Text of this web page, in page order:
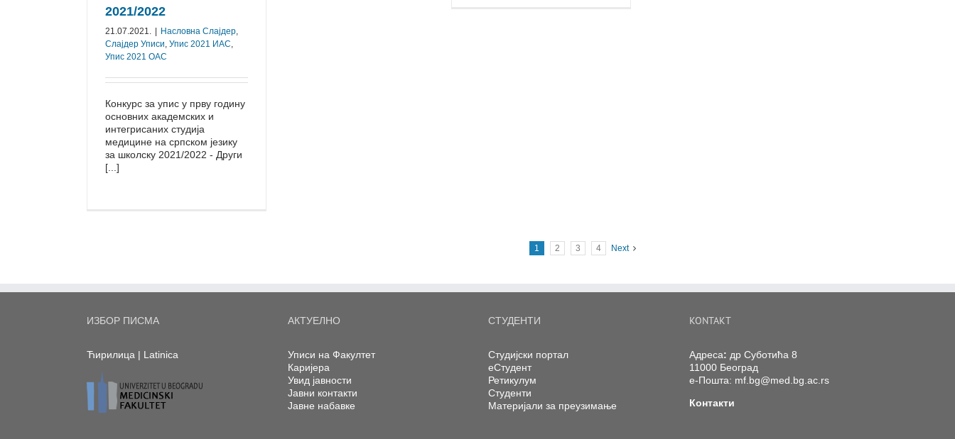
2021/2022
21.07.2021. Насловна Слајдер,
Слајдер Уписи, Упис 2021 ИАС,
Упис 2021 ОАС
Конкурс за упис у прву годину
основних академских и
интегрисаних студија
медицине на српском језику
за школску 2021/2022 - Други
[...]
1 2 3 4 Next
ИЗБОР ПИСМА
Ћирилица | Latinica
АКТУЕЛНО
Уписи на Факултет
Каријера
Увид јавности
Јавни контакти
Јавне набавке
СТУДЕНТИ
Студијски портал
еСтудент
Ретикулум
Студенти
Материјали за преузимање
KONTAKT
Адреса: др Суботића 8
11000 Београд
е-Пошта: mf.bg@med.bg.ac.rs
Контакти